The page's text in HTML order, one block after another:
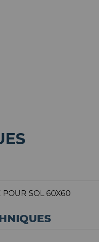
POUR SOL 60X60